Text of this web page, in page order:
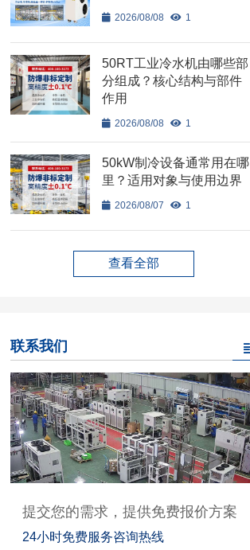
2026/08/08 1
50RT工业冷水机由哪些部
分组成？核心结构与部件
作用
2026/08/08 1
50kW制冷设备通常用在哪
里？适用对象与使用边界
2026/08/07 1
查看全部
联系我们
提交您的需求，提供免费报价方案
24小时免费服务咨询热线